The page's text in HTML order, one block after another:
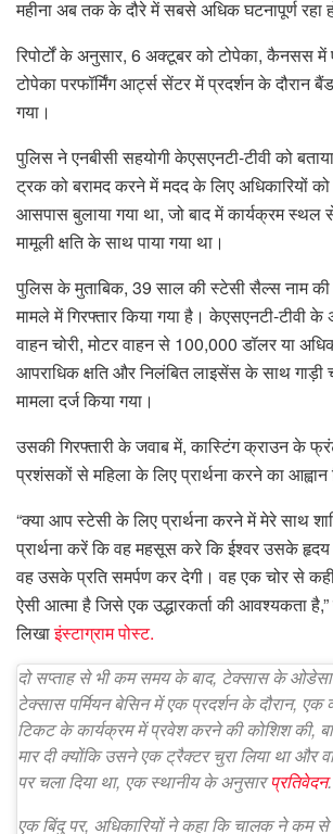
महीना अब तक के दौरे में सबसे अधिक घटनापूर्ण रहा
रिपोर्टों के अनुसार, 6 अक्टूबर को टोपेका, कैनसस में
टोपेका परफॉर्मिंग आर्ट्स सेंटर में प्रदर्शन के दौरान
गया।
पुलिस ने एनबीसी सहयोगी केएसएनटी-टीवी को
ट्रक को बरामद करने में मदद के लिए अधिकारियों
आसपास बुलाया गया था, जो बाद में कार्यक्रम स्थल
मामूली क्षति के साथ पाया गया था।
पुलिस के मुताबिक, 39 साल की स्टेसी सैल्स नाम की
मामले में गिरफ्तार किया गया है। केएसएनटी-टीवी
वाहन चोरी, मोटर वाहन से 100,000 डॉलर या
आपराधिक क्षति और निलंबित लाइसेंस के साथ
मामला दर्ज किया गया।
उसकी गिरफ्तारी के जवाब में, कास्टिंग क्राउन के
प्रशंसकों से महिला के लिए प्रार्थना करने का आह्वान
“क्या आप स्टेसी के लिए प्रार्थना करने में मेरे साथ
प्रार्थना करें कि वह महसूस करे कि ईश्वर उसके हृदय
वह उसके प्रति समर्पण कर देगी। वह एक चोर से
ऐसी आत्मा है जिसे एक उद्धारकर्ता की आवश्यकता
लिखाइंस्टाग्राम पोस्ट.
दो सप्ताह से भी कम समय के बाद, टेक्सास के ओडेसा
टेक्सास पर्मियन बेसिन में एक प्रदर्शन के दौरान, एक
टिकट के कार्यक्रम में प्रवेश करने की कोशिश की,
मार दी क्योंकि उसने एक ट्रैक्टर चुरा लिया था और
पर चला दिया था, एक स्थानीय के अनुसारप्रतिवेदन.
एक बिंदु पर, अधिकारियों ने कहा कि चालक ने कम से